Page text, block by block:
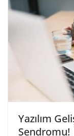
Yazılım
Sendromu!